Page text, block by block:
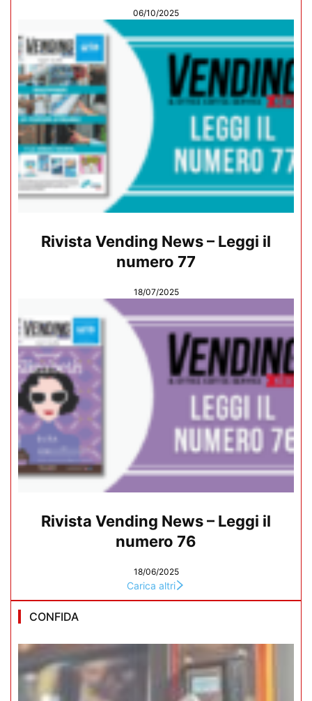
06/10/2025
Rivista Vending News – Leggi il
numero 77
18/07/2025
Rivista Vending News – Leggi il
numero 76
18/06/2025
Carica altri
CONFIDA